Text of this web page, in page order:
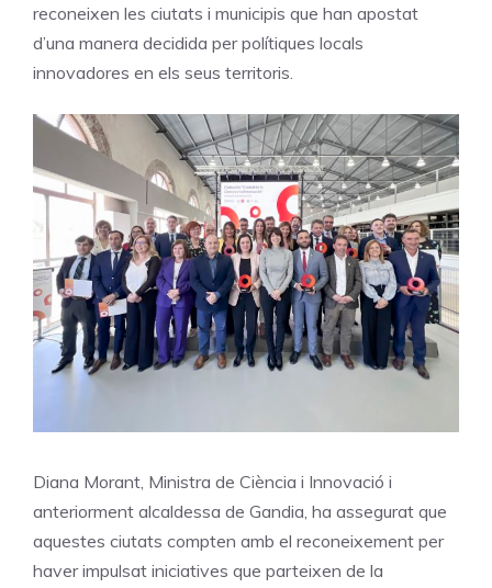
reconeixen les ciutats i municipis que han apostat
d’una manera decidida per polítiques locals
innovadores en els seus territoris.
Diana Morant, Ministra de Ciència i Innovació i
anteriorment alcaldessa de Gandia, ha assegurat que
aquestes ciutats compten amb el reconeixement per
haver impulsat iniciatives que parteixen de la